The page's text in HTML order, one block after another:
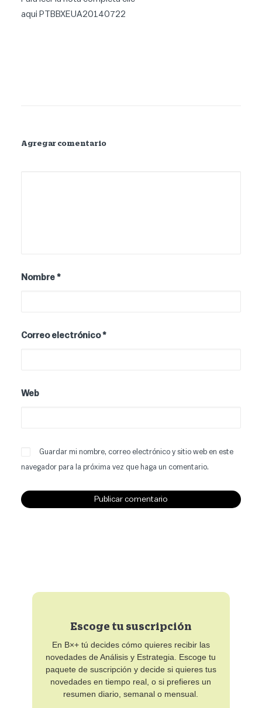
aqui PTBBXEUA20140722
Agregar comentario
Nombre *
Correo electrónico*
Web
Guardar mi nombre, correo electrónico y sitio web en este
navegador para la próxima vez que haga un comentario.
Escoge tu suscripción
En B×+ tú decides cómo quieres recibir las
novedades de Análisis y Estrategia. Escoge tu
paquete de suscripción y decide si quieres tus
novedades en tiempo real, o si prefieres un
resumen diario, semanal o mensual.